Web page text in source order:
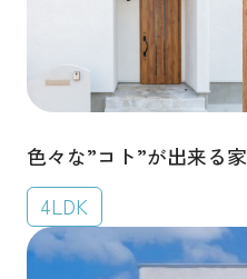
色々な”コト”が出来る家
4LDK